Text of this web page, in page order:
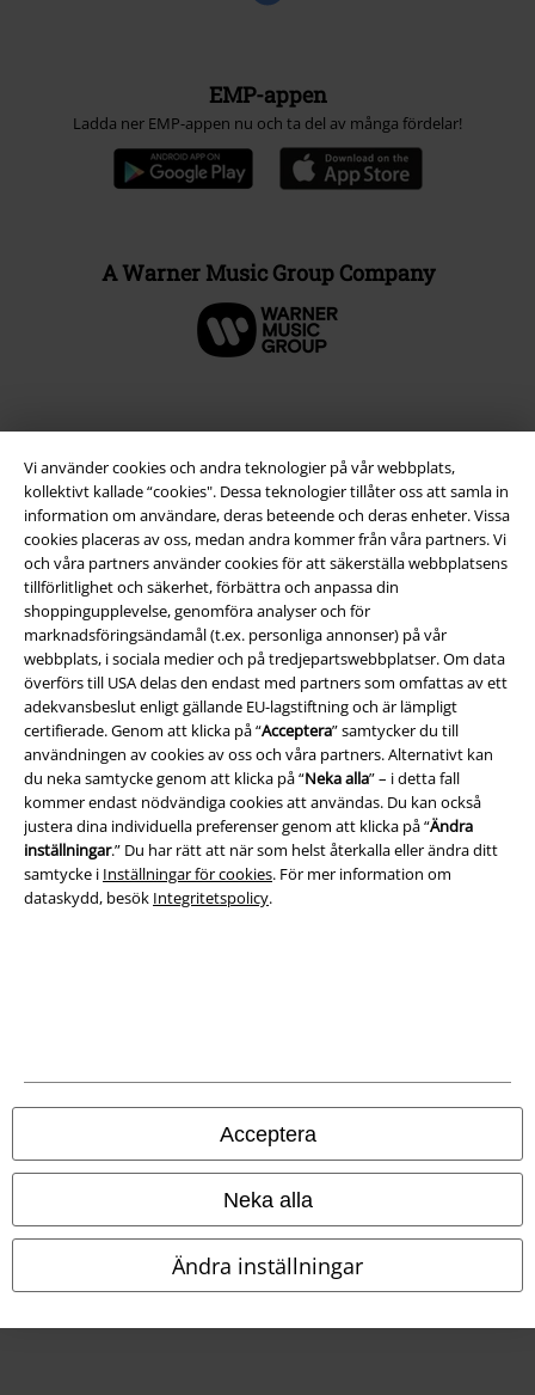
Vi använder cookies och andra teknologier på vår webbplats,
kollektivt kallade “cookies". Dessa teknologier tillåter oss att samla in
information om användare, deras beteende och deras enheter. Vissa
cookies placeras av oss, medan andra kommer från våra partners. Vi
och våra partners använder cookies för att säkerställa webbplatsens
tillförlitlighet och säkerhet, förbättra och anpassa din
shoppingupplevelse, genomföra analyser och för
marknadsföringsändamål (t.ex. personliga annonser) på vår
webbplats, i sociala medier och på tredjepartswebbplatser. Om data
överförs till USA delas den endast med partners som omfattas av ett
adekvansbeslut enligt gällande EU-lagstiftning och är lämpligt
certifierade. Genom att klicka på “Acceptera” samtycker du till
användningen av cookies av oss och våra partners. Alternativt kan
du neka samtycke genom att klicka på “Neka alla” – i detta fall
kommer endast nödvändiga cookies att användas. Du kan också
justera dina individuella preferenser genom att klicka på “Ändra
inställningar.” Du har rätt att när som helst återkalla eller ändra ditt
samtycke i Inställningar för cookies. För mer information om
dataskydd, besök Integritetspolicy.
Acceptera
Neka alla
Ändra inställningar
EMP-appen
Ladda ner EMP-appen nu och ta del av många fördelar!
A Warner Music Group Company
Juridisk information/Villkor
Villkor
Om oss
Ladda ner villkoren
Avfallshantering och miljöskydd
Försäkran om överensstämmelse
Våra onlinebutiker